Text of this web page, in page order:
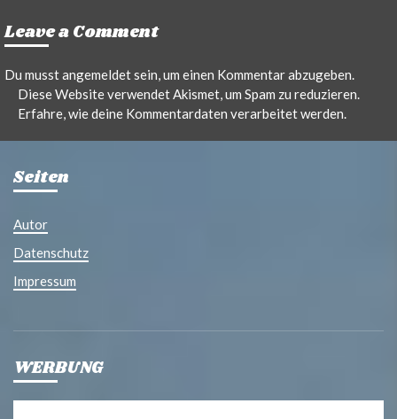
Leave a Comment
Du musstangemeldetsein, um einen Kommentar abzugeben.
Diese Website verwendet Akismet, um Spam zu reduzieren.
Erfahre, wie deine Kommentardaten verarbeitet werden.
Seiten
Autor
Datenschutz
Impressum
WERBUNG